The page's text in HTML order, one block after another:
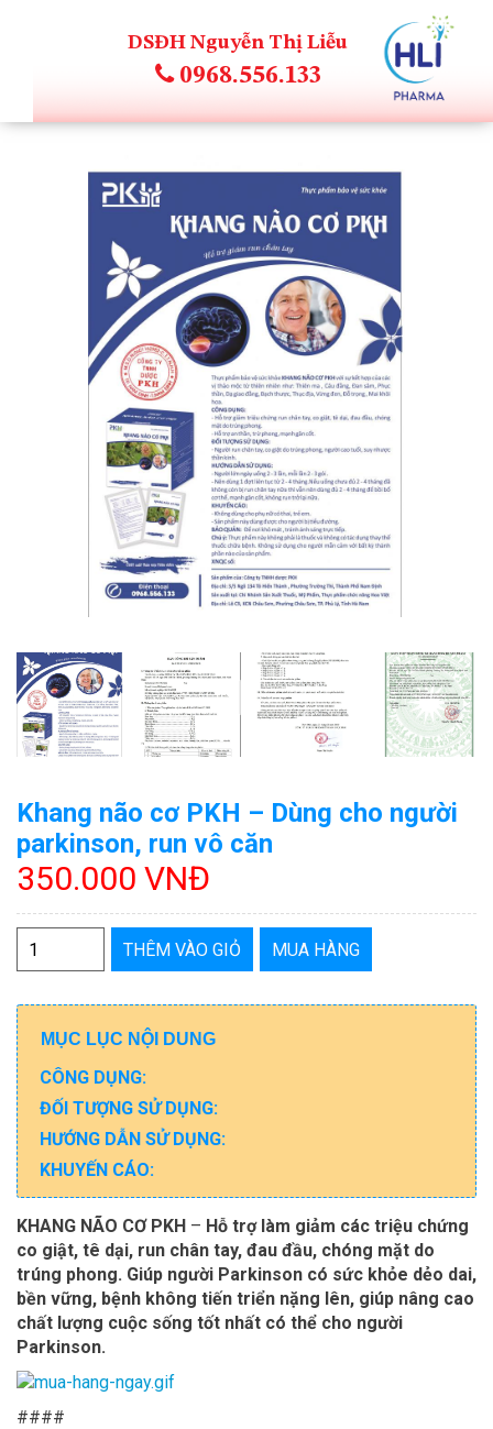
DSĐH Nguyễn Thị Liễu
0968.556.133
Khang não cơ PKH – Dùng cho người
parkinson, run vô căn
350.000 VNĐ
THÊM VÀO GIỎ MUA HÀNG
MỤC LỤC NỘI DUNG
CÔNG DỤNG:
ĐỐI TƯỢNG SỬ DỤNG:
HƯỚNG DẪN SỬ DỤNG:
KHUYẾN CÁO:
KHANG NÃO CƠ PKH – Hỗ trợ làm giảm các triệu chứng
co giật, tê dại, run chân tay, đau đầu, chóng mặt do
trúng phong. Giúp người Parkinson có sức khỏe dẻo dai,
bền vững, bệnh không tiến triển nặng lên, giúp nâng cao
chất lượng cuộc sống tốt nhất có thể cho người
Parkinson.
####